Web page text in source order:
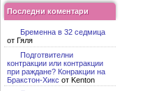
Последни коментари
Бременна в 32 седмица
от Гяля
Подготвителни
контракции или контракции
при раждане? Конракции на
Бракстон-Хикс от Kenton